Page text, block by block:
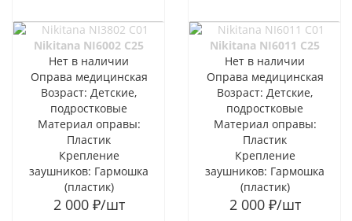
Nikitana NI6002 C25
Нет в наличии
Оправа медицинская
Возраст: Детские,
подростковые
Материал оправы:
Пластик
Крепление
заушников: Гармошка
(пластик)
2 000₽/шт
Nikitana NI6011 C25
Нет в наличии
Оправа медицинская
Возраст: Детские,
подростковые
Материал оправы:
Пластик
Крепление
заушников: Гармошка
(пластик)
2 000₽/шт